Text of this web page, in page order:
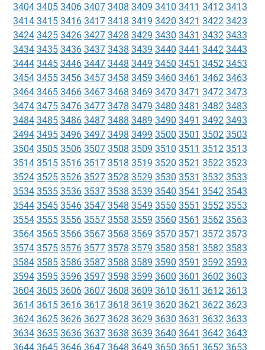
3404 3405 3406 3407 3408 3409 3410 3411 3412 3413
3414 3415 3416 3417 3418 3419 3420 3421 3422 3423
3424 3425 3426 3427 3428 3429 3430 3431 3432 3433
3434 3435 3436 3437 3438 3439 3440 3441 3442 3443
3444 3445 3446 3447 3448 3449 3450 3451 3452 3453
3454 3455 3456 3457 3458 3459 3460 3461 3462 3463
3464 3465 3466 3467 3468 3469 3470 3471 3472 3473
3474 3475 3476 3477 3478 3479 3480 3481 3482 3483
3484 3485 3486 3487 3488 3489 3490 3491 3492 3493
3494 3495 3496 3497 3498 3499 3500 3501 3502 3503
3504 3505 3506 3507 3508 3509 3510 3511 3512 3513
3514 3515 3516 3517 3518 3519 3520 3521 3522 3523
3524 3525 3526 3527 3528 3529 3530 3531 3532 3533
3534 3535 3536 3537 3538 3539 3540 3541 3542 3543
3544 3545 3546 3547 3548 3549 3550 3551 3552 3553
3554 3555 3556 3557 3558 3559 3560 3561 3562 3563
3564 3565 3566 3567 3568 3569 3570 3571 3572 3573
3574 3575 3576 3577 3578 3579 3580 3581 3582 3583
3584 3585 3586 3587 3588 3589 3590 3591 3592 3593
3594 3595 3596 3597 3598 3599 3600 3601 3602 3603
3604 3605 3606 3607 3608 3609 3610 3611 3612 3613
3614 3615 3616 3617 3618 3619 3620 3621 3622 3623
3624 3625 3626 3627 3628 3629 3630 3631 3632 3633
3634 3635 3636 3637 3638 3639 3640 3641 3642 3643
3644 3645 3646 3647 3648 3649 3650 3651 3652 3653